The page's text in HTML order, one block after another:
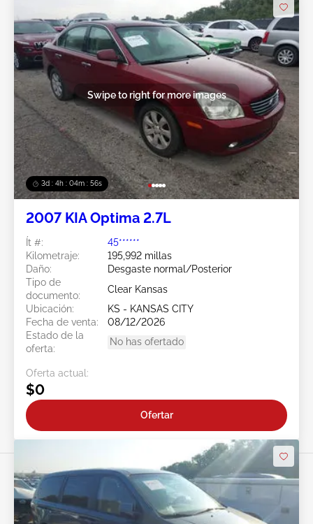
3d : 4h : 04m : 53s
Swipe to right for more images
2007 KIA Optima 2.7L
Ít #:
45******
Kilometraje:
195,992 millas
Daño:
Desgaste normal/Posterior
Tipo de
documento:
Clear Kansas
Ubicación:
KS - KANSAS CITY
Fecha de venta:
08/12/2026
Estado de la
oferta:
No has ofertado
Oferta actual:
$0
Ofertar